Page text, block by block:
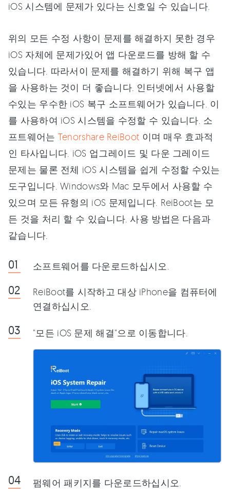
iOS 시스템에 문제가 있다는 신호일 수 있습니다.
위의 모든 수정 사항이 문제를 해결하지 못한 경우
iOS 자체에 문제가있어 앱 다운로드를 방해 할 수
있습니다. 따라서이 문제를 해결하기 위해 복구 앱
을 사용하는 것이 더 좋습니다. 인터넷에서 사용할
수있는 우수한 iOS 복구 소프트웨어가 있습니다. 이
를 사용하여 iOS 시스템을 수정할 수 있습니다. 소
프트웨어는 Tenorshare ReiBoot 이며 매우 효과적
인 타사입니다. iOS 업그레이드 및 다운 그레이드
문제는 물론 전체 iOS 시스템을 쉽게 수정할 수있는
도구입니다. Windows와 Mac 모두에서 사용할 수
있으며 모든 유형의 iOS 문제입니다. ReiBoot는 모
든 것을 처리 할 수 있습니다. 사용 방법은 다음과
같습니다.
소프트웨어를 다운로드하십시오.
ReiBoot를 시작하고 대상 iPhone을 컴퓨터에
연결하십시오.
"모든 iOS 문제 해결"으로 이동합니다.
펌웨어 패키지를 다운로드하십시오.